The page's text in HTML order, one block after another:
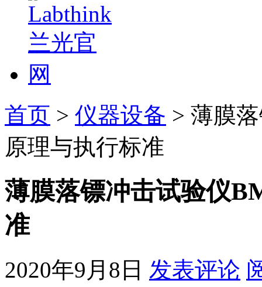
首页 > 仪器设备 > 薄膜
原理与执行标准
薄膜落镖冲击试验仪
准
2020年9月8日 发表评论